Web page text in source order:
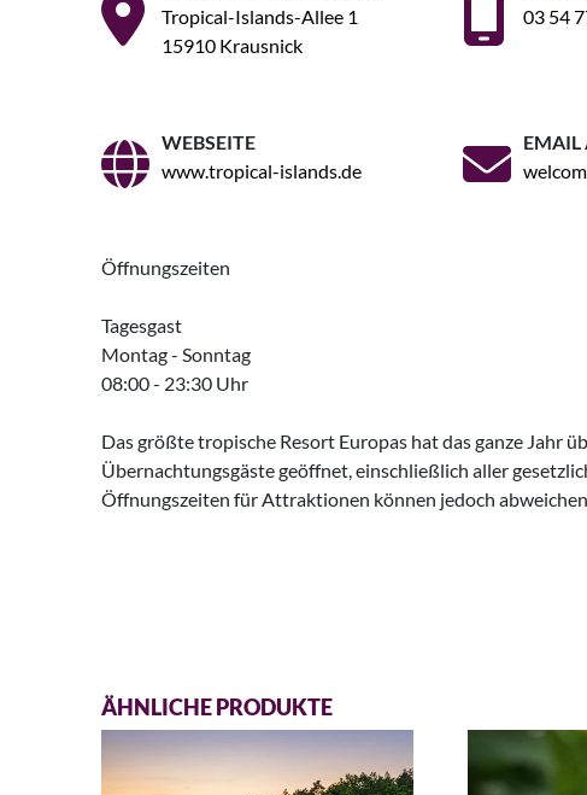
Tropical-Islands-Allee 1
15910 Krausnick
03 54
WEBSEITE
www.tropical-islands.de
EMAIL
Öffnungszeiten
Tagesgast
Montag - Sonntag
08:00 - 23:30 Uhr
Das größte tropische Resort Europas hat das ganze Jahr
Übernachtungsgäste geöffnet, einschließlich aller
Öffnungszeiten für Attraktionen können jedoch
ÄHNLICHE PRODUKTE